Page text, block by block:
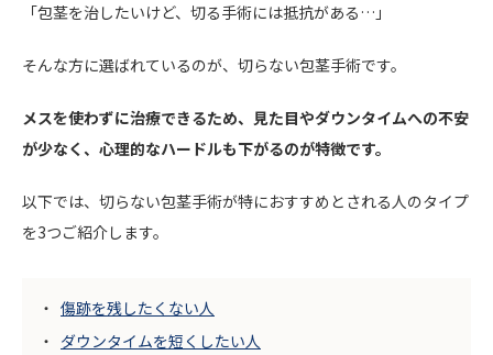
「包茎を治したいけど、切る手術には抵抗がある…」
そんな方に選ばれているのが、切らない包茎手術です。
メスを使わずに治療できるため、見た目やダウンタイムへの不安
が少なく、心理的なハードルも下がるのが特徴です。
以下では、切らない包茎手術が特におすすめとされる人のタイプ
を3つご紹介します。
傷跡を残したくない人
ダウンタイムを短くしたい人